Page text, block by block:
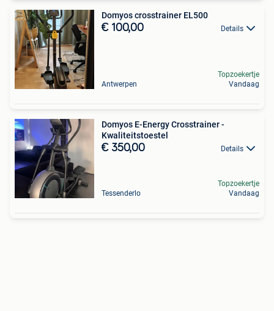
Domyos crosstrainer EL500
€ 100,00 Details
Antwerpen
Topzoekertje
Vandaag
Domyos E-Energy Crosstrainer -
Kwaliteitstoestel
€ 350,00 Details
Tessenderlo
Topzoekertje
Vandaag